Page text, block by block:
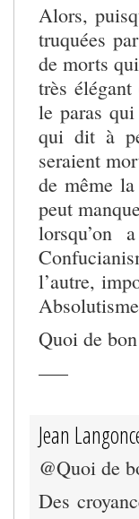
Alors,
truquées
de morts
très
le paras
qui dit à
seraient
de même
peut
lorsqu’on
l’autre,
Quoi de
—–
Jean
@Quoi de
Des